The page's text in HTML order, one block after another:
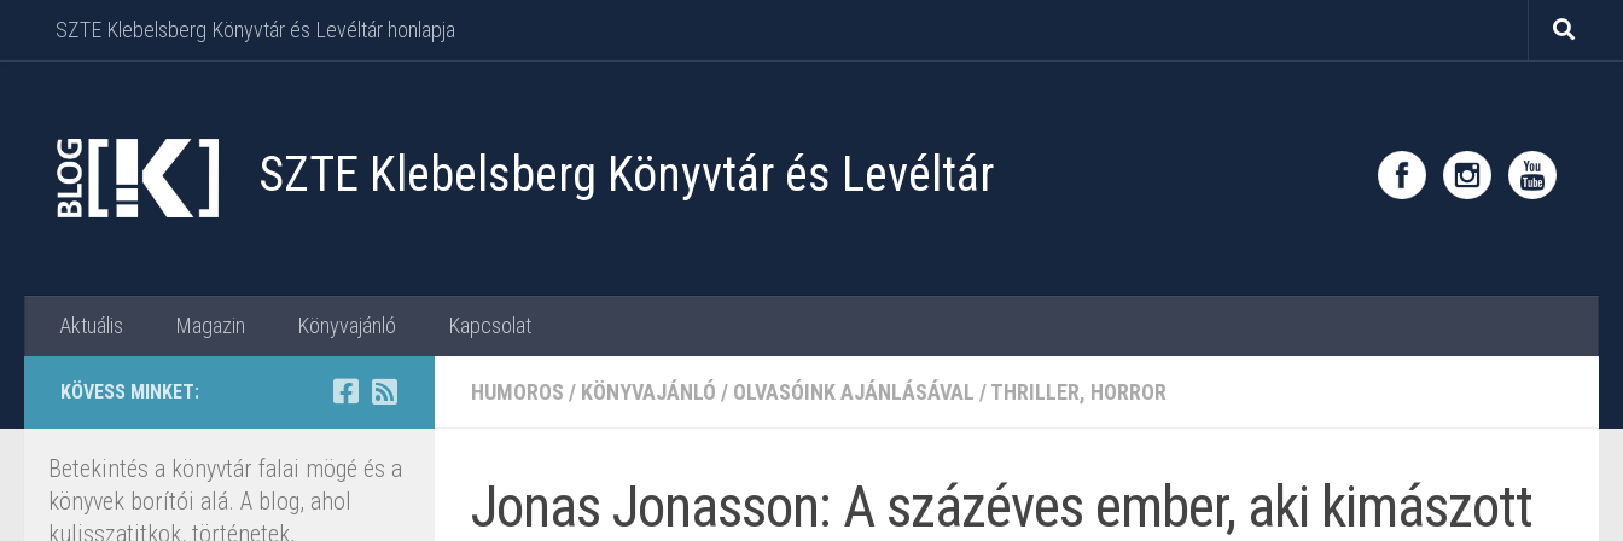
Skip to content
SZTE Klebelsberg Könyvtár és Levéltár honlapja
SZTE Klebelsberg Könyvtár és Levéltár
Aktuális Magazin Könyvajánló Kapcsolat
HUMOROS / KÖNYVAJÁNLÓ / OLVASÓINK AJÁNLÁSÁVAL /THRILLER, HORROR
Jonas Jonasson: A százéves ember, aki kimászott
KÖVESS MINKET:
Betekintés a könyvtár falai mögé és a
könyvek borítói alá. A blog, ahol
kulisszatitkok, történetek,